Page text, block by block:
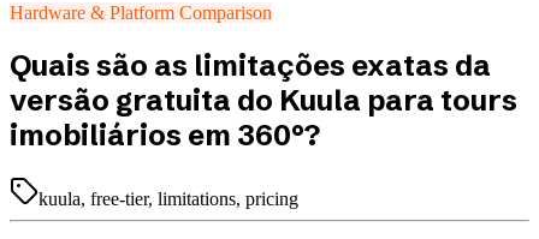
Hardware & Platform Comparison
Quais são as limitações exatas da
versão gratuita do Kuula para tours
imobiliários em 360°?
kuula, free-tier, limitations, pricing